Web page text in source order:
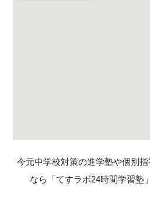
今元中学校対策の進学塾や個別
なら「てすラボ24時間学習塾